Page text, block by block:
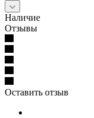
Наличие
Отзывы
Оставить отзыв